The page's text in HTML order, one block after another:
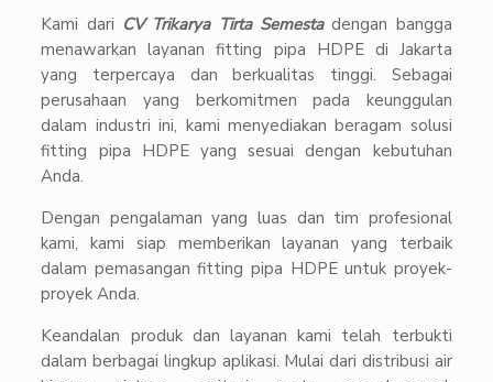
Kami dari CV Trikarya Tirta Semestadengan bangga
menawarkan layanan fitting pipa HDPE di Jakarta
yang terpercaya dan berkualitas tinggi. Sebagai
perusahaan yang berkomitmen pada keunggulan
dalam industri ini, kami menyediakan beragam solusi
fitting pipa HDPE yang sesuai dengan kebutuhan
Anda.
Dengan pengalaman yang luas dan tim profesional
kami, kami siap memberikan layanan yang terbaik
dalam pemasangan fitting pipa HDPE untuk proyek-
proyek Anda.
Keandalan produk dan layanan kami telah terbukti
dalam berbagai lingkup aplikasi. Mulai dari distribusi air